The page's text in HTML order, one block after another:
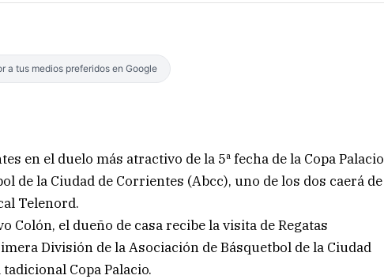
a tus medios preferidos en Google
en el duelo más atractivo de la 5ª fecha de la Copa Palacio
de la Ciudad de Corrientes (Abcc), uno de los dos caerá de
Telenord.
Colón, el dueño de casa recibe la visita de Regatas
División de la Asociación de Básquetbol de la Ciudad
Copa Palacio.